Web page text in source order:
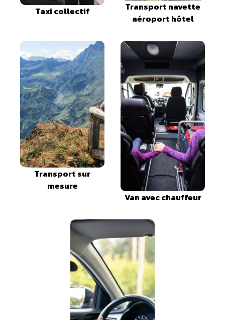
Taxi collectif
Transport navette
aéroport hôtel
Transport sur
mesure
Van avec chauffeur